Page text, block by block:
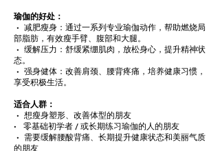
瑜伽的好处：
• 减肥瘦身：通过一系列专业瑜伽动作，帮助燃烧局
部脂肪，有效瘦手臂、腹部和大腿。
• 缓解压力：舒缓紧绷肌肉，放松身心，提升精神状
态。
• 强身健体：改善肩颈、腰背疼痛，培养健康习惯，
享受积极生活。
适合人群：
• 想瘦身塑形、改善体型的朋友
• 零基础初学者 / 或长期练习瑜伽的人的朋友
• 需要缓解腰酸背痛、长期提升健康状态和美丽气质
的朋友